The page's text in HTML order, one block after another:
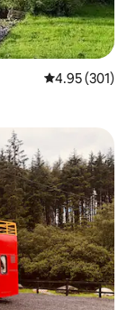
평점 4.95점(5
4.95 (301)